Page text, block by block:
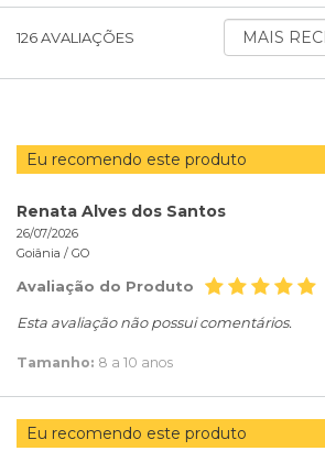
126AVALIAÇÕES
ORDENAR
AVALIAÇÕES
Eu recomendo este produto
Renata Alves dos Santos
26/07/2026
Goiânia / GO
Avaliação do Produto
Esta avaliação não possui comentários.
Tamanho: 8 a 10 anos
Eu recomendo este produto